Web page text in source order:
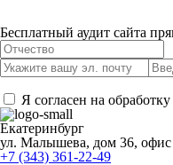
Бесплатный аудит сайта
Я согласен на
Екатеринбург
ул. Малышева, дом 36, офис
+7 (343) 361-22-49